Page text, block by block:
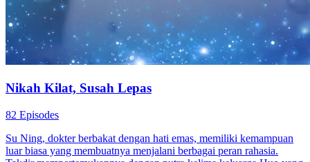
Dokter, Ayo Kita Nikah
92 Episodes
Setelah Steffi diselingkuhi mantan pacarnya, dia pun nikah kontrak
Tapi di saat ini lah Steffi menemukan rahasia hidupnya dan konflik
kemudian, Alfred kembali melamar Steffi dan mereka pun hidup
Cinta yang sulit didapatRomansaRomansa Urban